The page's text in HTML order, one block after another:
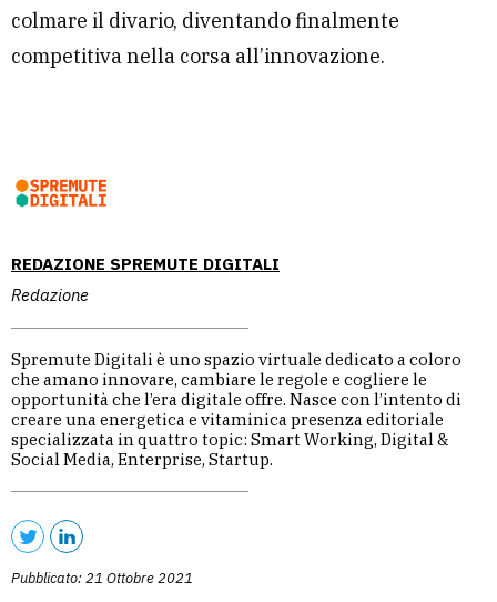
REDAZIONE SPREMUTE DIGITALI
Redazione
Spremute Digitali è uno spazio virtuale dedicato a coloro
che amano innovare, cambiare le regole e cogliere le
opportunità che l’era digitale offre. Nasce con l’intento di
creare una energetica e vitaminica presenza editoriale
specializzata in quattro topic: Smart Working, Digital &
Social Media, Enterprise, Startup.
Pubblicato: 21 Ottobre 2021
colmare il divario, diventando finalmente
competitiva nella corsa all’innovazione.